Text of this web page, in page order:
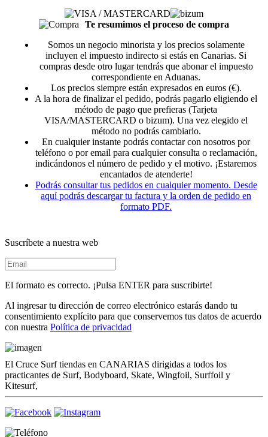
Te resumimos el proceso de compra
Somos un negocio minorista y los precios solamente
incluyen el impuesto indirecto si estás en Canarias. Si
compras desde otro lugar tendrás que abonar el impuesto
correspondiente en Aduanas.
Los precios siempre están expresados en euros (€).
A la hora de finalizar el pedido, podrás pagarlo eligiendo el
método de pago que prefieras (Tarjeta
VISA/MASTERCARD o bizum). Una vez elegido el
método no podrás cambiarlo.
En cualquier instante podrás contactar con nosotros por
teléfono o por email para cualquier consulta o reclamación,
indicándonos el número de pedido y el motivo. ¡Estaremos
encantados de atenderte!
Podrás consultar tus pedidos en cualquier momento. Desde
aquí podrás descargar tu factura y la orden de pedido en
formato PDF.
Suscríbete a nuestra web
El formato es correcto. ¡Pulsa ENTER para suscribirte!
Al ingresar tu dirección de correo electrónico estarás dando tu
consentimiento explícito para que conservemos tus datos de acuerdo
con nuestra Política de privacidad
El Cruce Surf tiendas en CANARIAS dirigidas a todos los
practicantes de Surf, Bodyboard, Skate, Wingfoil, Surffoil y
Kitesurf,